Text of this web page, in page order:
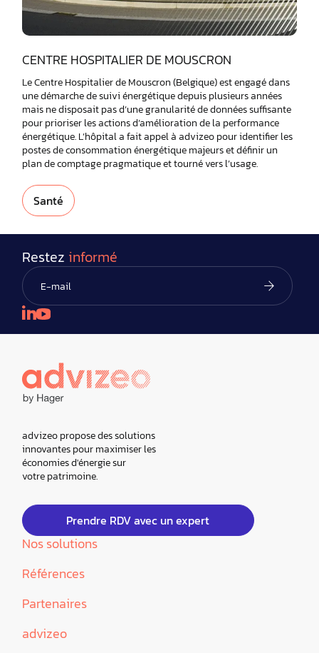
CENTRE HOSPITALIER DE MOUSCRON
Le Centre Hospitalier de Mouscron (Belgique) est engagé dans
une démarche de suivi énergétique depuis plusieurs années
mais ne disposait pas d’une granularité de données suffisante
pour prioriser les actions d’amélioration de la performance
énergétique. L’hôpital a fait appel à advizeo pour identifier les
postes de consommation énergétique majeurs et définir un
plan de comptage pragmatique et tourné vers l’usage.
Santé
Restez informé
advizeo propose des solutions
innovantes pour maximiser les
économies d'énergie sur
votre patrimoine.
Prendre RDV avec un expert
Nos solutions
Références
Partenaires
advizeo